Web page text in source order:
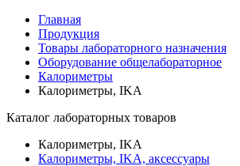
Главная
Продукция
Товары лабораторного назначения
Оборудование общелабораторное
Калориметры
Калориметры, IKA
Каталог лабораторных товаров
Калориметры, IKA
Калориметры, IKA, аксессуары